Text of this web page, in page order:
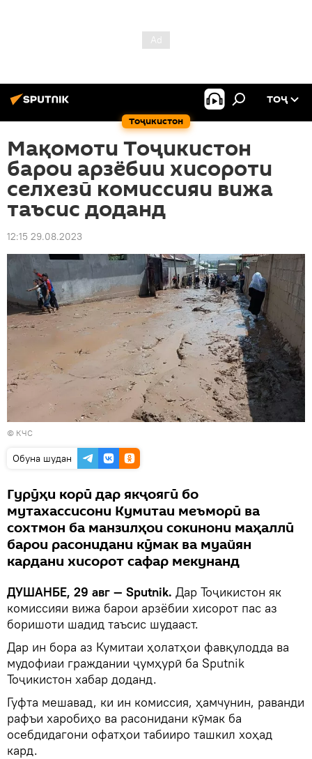
Тоҷикистон
ТОҶ
Мақомоти Тоҷикистон
барои арзёбии хисороти
селхезӣ комиссияи вижа
таъсис доданд
12:15 29.08.2023
© КЧС
Обуна шудан
Гурӯҳи корӣ дар якҷоягӣ бо
мутахассисони Кумитаи меъморӣ ва
сохтмон ба манзилҳои сокинони маҳаллӣ
барои расонидани кӯмак ва муайян
кардани хисорот сафар мекунанд
ДУШАНБЕ, 29 авг — Sputnik. Дар Тоҷикистон як
комиссияи вижа барои арзёбии хисорот пас аз
боришоти шадид таъсис шудааст.
Дар ин бора аз Кумитаи ҳолатҳои фавқулодда ва
мудофиаи граждании ҷумҳурӣ ба Sputnik
Тоҷикистон хабар доданд.
Гуфта мешавад, ки ин комиссия, ҳамчунин, раванди
рафъи харобиҳо ва расонидани кӯмак ба
осебдидагони офатҳои табииро ташкил хоҳад
кард.